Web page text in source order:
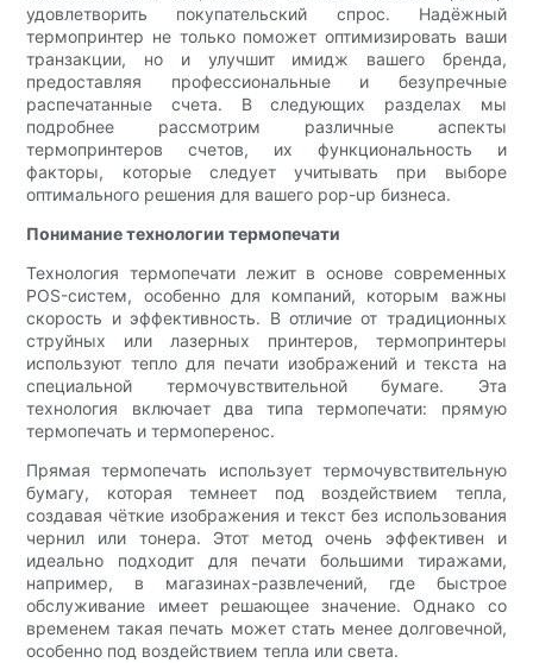
удовлетворить покупательский спрос. Надёжный
термопринтер не только поможет оптимизировать ваши
транзакции, но и улучшит имидж вашего бренда,
предоставляя профессиональные и безупречные
распечатанные счета. В следующих разделах мы
подробнее рассмотрим различные аспекты
термопринтеров счетов, их функциональность и
факторы, которые следует учитывать при выборе
оптимального решения для вашего pop-up бизнеса.
Понимание технологии термопечати
Технология термопечати лежит в основе современных
POS-систем, особенно для компаний, которым важны
скорость и эффективность. В отличие от традиционных
струйных или лазерных принтеров, термопринтеры
используют тепло для печати изображений и текста на
специальной термочувствительной бумаге. Эта
технология включает два типа термопечати: прямую
термопечать и термоперенос.
Прямая термопечать использует термочувствительную
бумагу, которая темнеет под воздействием тепла,
создавая чёткие изображения и текст без использования
чернил или тонера. Этот метод очень эффективен и
идеально подходит для печати большими тиражами,
например, в магазинах-развлечений, где быстрое
обслуживание имеет решающее значение. Однако со
временем такая печать может стать менее долговечной,
особенно под воздействием тепла или света.